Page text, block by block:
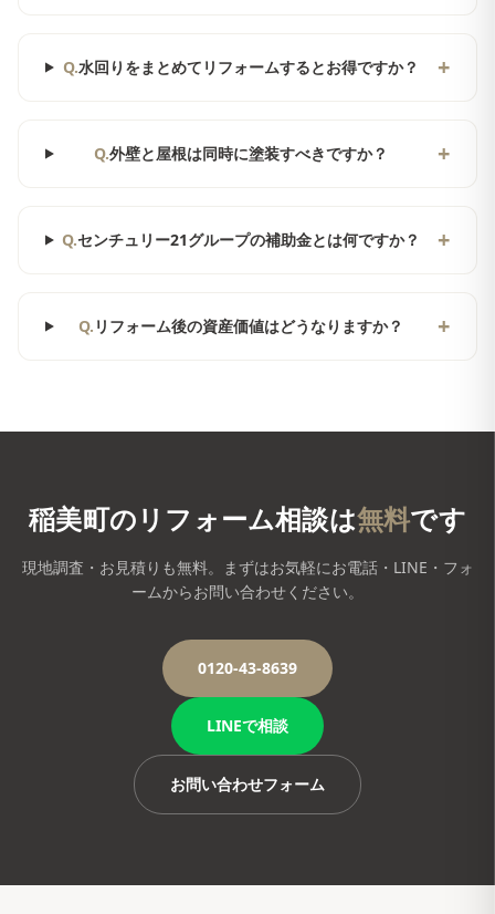
Q.水回りをまとめてリフォームするとお得ですか？ +
Q.外壁と屋根は同時に塗装すべきですか？ +
Q.センチュリー21グループの補助金とは何ですか？ +
Q. リフォーム後の資産価値はどうなりますか？ +
稲美町のリフォーム相談は無料です
現地調査・お見積りも無料。まずはお気軽にお電話・LINE・フォ
ームからお問い合わせください。
0120-43-8639
LINEで相談
お問い合わせフォーム